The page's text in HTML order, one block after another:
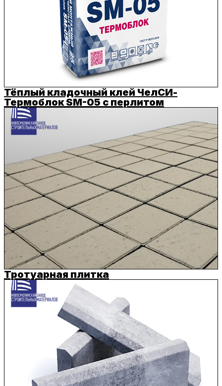
Тёплый кладочный клей ЧелСИ-
Термоблок SM-05 с перлитом
Тротуарная плитка